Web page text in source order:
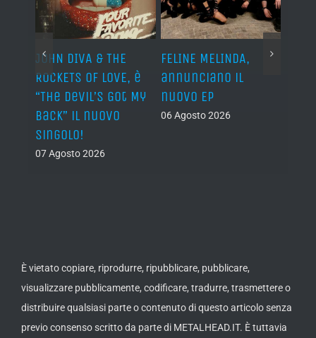
JOHN DIVA & THE
ROCKETS OF LOVE, è
“The Devil’s Got My
Back” il nuovo
singolo!
07 Agosto 2026
FELINE MELINDA,
annunciano il
nuovo EP
06 Agosto 2026
È vietato copiare, riprodurre, ripubblicare, pubblicare,
visualizzare pubblicamente, codificare, tradurre, trasmettere o
distribuire qualsiasi parte o contenuto di questo articolo senza
previo consenso scritto da parte di METALHEAD.IT. È tuttavia